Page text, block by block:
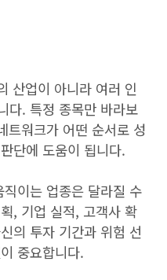
산업이 아니라 여러 인
다. 특정 종목만 바라보
트워크가 어떤 순서로 성
단에 도움이 됩니다.
이는 업종은 달라질 수
, 기업 실적, 고객사 확
의 투자 기간과 위험 선
중요합니다.